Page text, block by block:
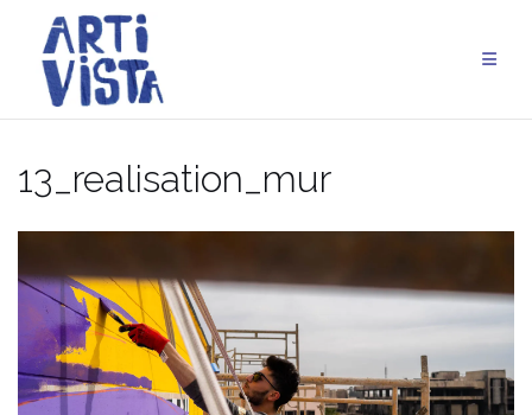
contenu
13_realisation_mur